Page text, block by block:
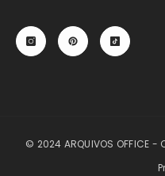
© 2024 ARQUIVOS OFFICE